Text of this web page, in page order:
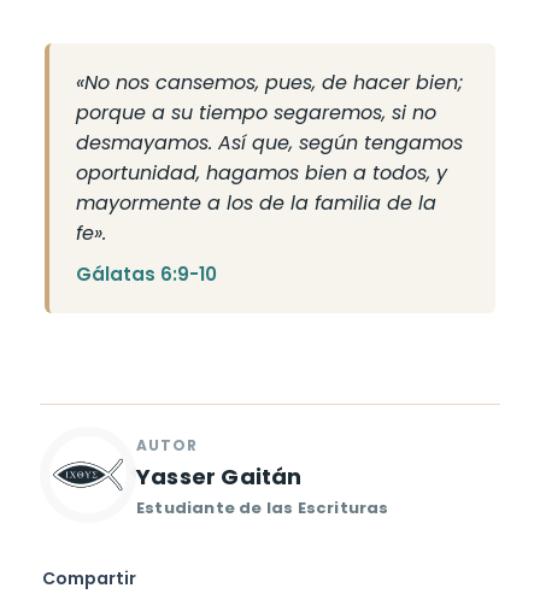
«No nos cansemos, pues, de hacer bien;
porque a su tiempo segaremos, si no
desmayamos. Así que, según tengamos
oportunidad, hagamos bien a todos, y
mayormente a los de la familia de la
fe».
Gálatas 6:9-10
Yasser Gaitán
Compartir